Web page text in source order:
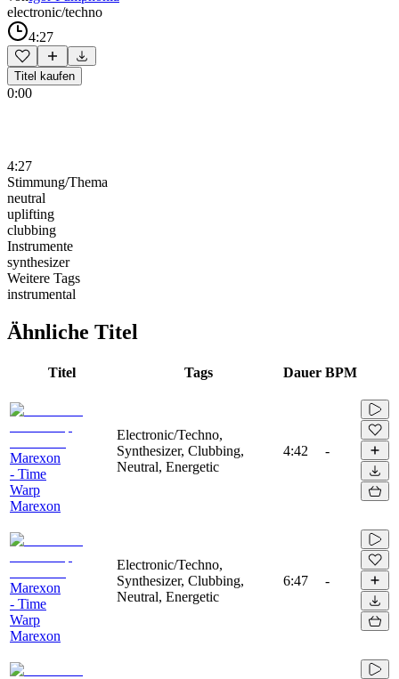
electronic/techno
4:27
Titel kaufen
0:00
4:27
Stimmung/Thema
neutral
uplifting
clubbing
Instrumente
synthesizer
Weitere Tags
instrumental
Ähnliche Titel
Titel Tags Dauer BPM
Marexon
- Time
Warp
Marexon
Electronic/Techno,
Synthesizer, Clubbing,
Neutral, Energetic
4:42 -
Marexon
- Time
Warp
Marexon
Electronic/Techno,
Synthesizer, Clubbing,
Neutral, Energetic
6:47 -